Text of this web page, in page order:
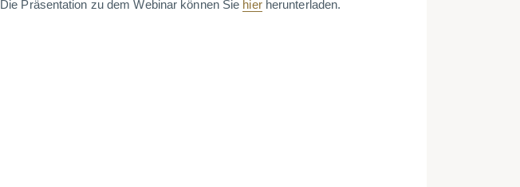
Die Präsentation zu dem Webinar können Sie hierherunterladen.